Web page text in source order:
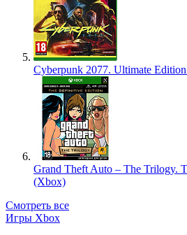
Cyberpunk 2077. Ultimate
Grand Theft Auto – The Trilogy.
(Xbox)
Смотреть все
Игры Xbox